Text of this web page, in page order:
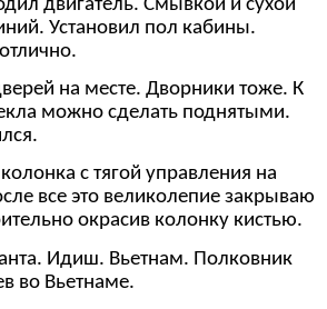
двигатель. Смывкой и сухой
Установил пол кабины.
на месте. Дворники тоже. К
можно сделать поднятыми.
с тягой управления на
все это великолепие закрываю
окрасив колонку кистью.
Идиш. Вьетнам. Полковник
во Вьетнаме.